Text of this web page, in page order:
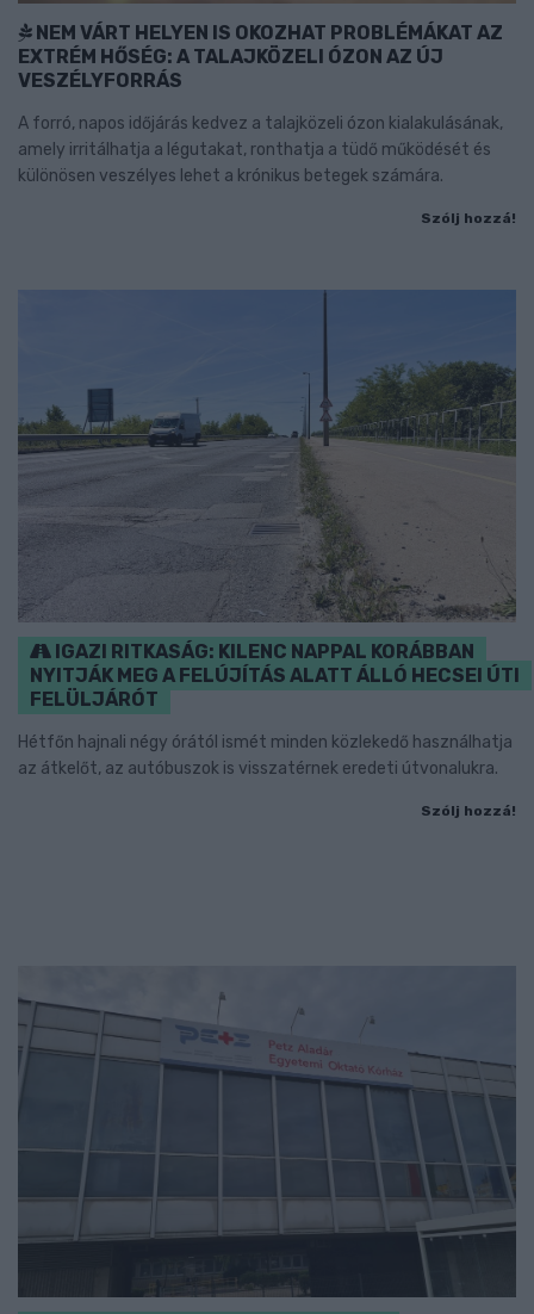
NEM VÁRT HELYEN IS OKOZHAT PROBLÉMÁKAT AZ
EXTRÉM HŐSÉG: A TALAJKÖZELI ÓZON AZ ÚJ
VESZÉLYFORRÁS
A forró, napos időjárás kedvez a talajközeli ózon kialakulásának,
amely irritálhatja a légutakat, ronthatja a tüdő működését és
különösen veszélyes lehet a krónikus betegek számára.
Szólj hozzá!
IGAZI RITKASÁG: KILENC NAPPAL KORÁBBAN
NYITJÁK MEG A FELÚJÍTÁS ALATT ÁLLÓ HECSEI ÚTI
FELÜLJÁRÓT
Hétfőn hajnali négy órától ismét minden közlekedő használhatja
az átkelőt, az autóbuszok is visszatérnek eredeti útvonalukra.
Szólj hozzá!